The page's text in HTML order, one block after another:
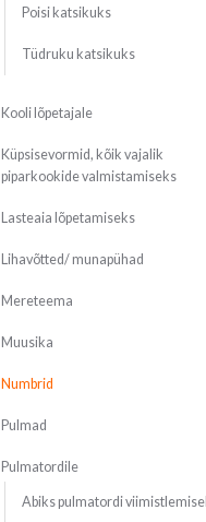
Poisi katsikuks
Tüdruku katsikuks
Kooli lõpetajale
Küpsisevormid, kõik vajalik
piparkookide valmistamiseks
Lasteaia lõpetamiseks
Lihavõtted/ munapühad
Mereteema
Muusika
Numbrid
Pulmad
Pulmatordile
Abiks pulmatordi viimistlemisel